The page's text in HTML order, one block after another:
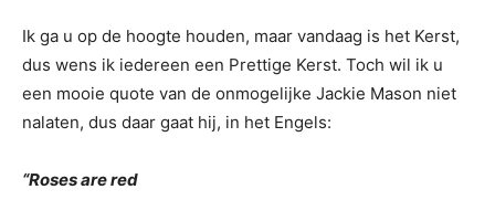
Ik ga u op de hoogte houden, maar vandaag is het Kerst,
dus wens ik iedereen een Prettige Kerst. Toch wil ik u
een mooie quote van de onmogelijke Jackie Mason niet
nalaten, dus daar gaat hij, in het Engels:
“Roses are red